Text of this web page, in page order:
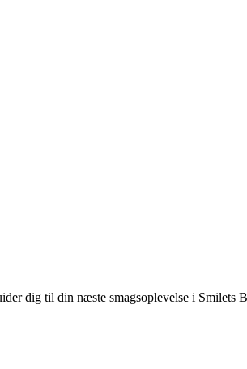
dig til din næste smagsoplevelse i Smilets